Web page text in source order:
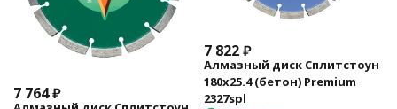
7 764₽
7 822₽
Алмазный диск Сплитстоун
180х25.4 (бетон) Premium
2327spl